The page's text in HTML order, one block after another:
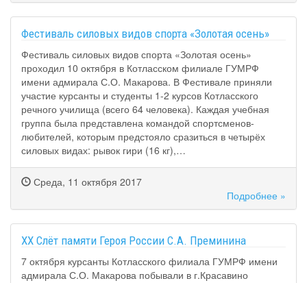
Фестиваль силовых видов спорта «Золотая осень»
Фестиваль силовых видов спорта «Золотая осень»
проходил 10 октября в Котласском филиале ГУМРФ
имени адмирала С.О. Макарова. В Фестивале приняли
участие курсанты и студенты 1-2 курсов Котласского
речного училища (всего 64 человека). Каждая учебная
группа была представлена командой спортсменов-
любителей, которым предстояло сразиться в четырёх
силовых видах: рывок гири (16 кг),…
Среда, 11 октября 2017
Подробнее »
XX Слёт памяти Героя России С.А. Преминина
7 октября курсанты Котласского филиала ГУМРФ имени
адмирала С.О. Макарова побывали в г.Красавино